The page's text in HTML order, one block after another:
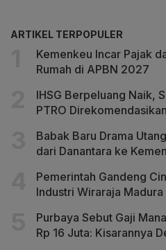
ARTIKEL TERPOPULER
Kemenkeu Incar Pajak
Rumah di APBN 2027
IHSG Berpeluang Naik,
PTRO
Babak Baru Drama
dari Danantara ke
Pemerintah Gandeng
Industri Wiraraja Madura
Purbaya Sebut Gaji
Rp 16 Juta: Kisarannya